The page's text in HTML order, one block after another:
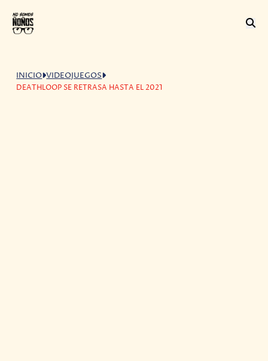
INICIO VIDEOJUEGOS
DEATHLOOP SE RETRASA HASTA EL 2021